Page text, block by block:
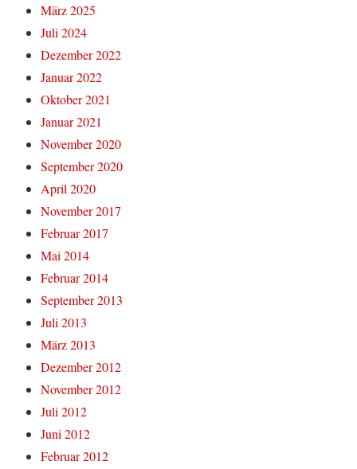
März 2025
Juli 2024
Dezember 2022
Januar 2022
Oktober 2021
Januar 2021
November 2020
September 2020
April 2020
November 2017
Februar 2017
Mai 2014
Februar 2014
September 2013
Juli 2013
März 2013
Dezember 2012
November 2012
Juli 2012
Juni 2012
Februar 2012